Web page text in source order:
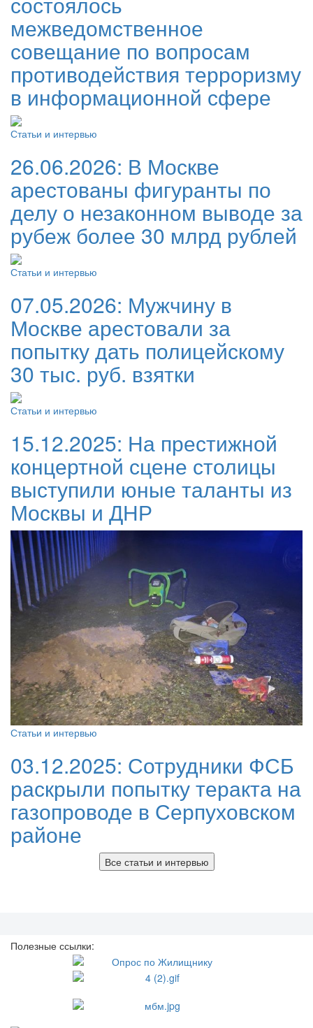
межведомственное
совещание по вопросам
противодействия терроризму
в информационной сфере
Статьи и интервью
26.06.2026: В Москве
арестованы фигуранты по
делу о незаконном выводе за
рубеж более 30 млрд рублей
Статьи и интервью
07.05.2026: Мужчину в
Москве арестовали за
попытку дать полицейскому
30 тыс. руб. взятки
Статьи и интервью
15.12.2025: На престижной
концертной сцене столицы
выступили юные таланты из
Москвы и ДНР
Статьи и интервью
03.12.2025: Сотрудники ФСБ
раскрыли попытку теракта на
газопроводе в Серпуховском
районе
Все статьи и интервью
Полезные ссылки: